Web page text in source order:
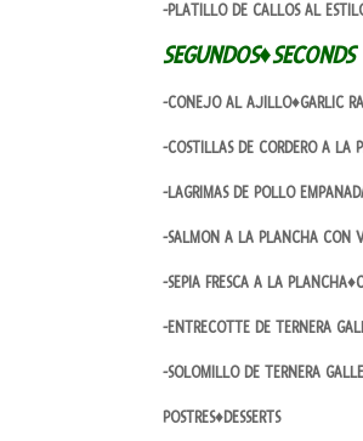
-PLATILLO DE CALLOS AL
SEGUNDOS♦SECONDS
-CONEJO AL AJILLO♦GARLIC
-COSTILLAS DE CORDERO A
-LAGRIMAS DE POLLO
-SALMON A LA PLANCHA CON
-SEPIA FRESCA A LA
-ENTRECOTTE DE TERNERA
-SOLOMILLO DE TERNERA
POSTRES♦DESSERTS